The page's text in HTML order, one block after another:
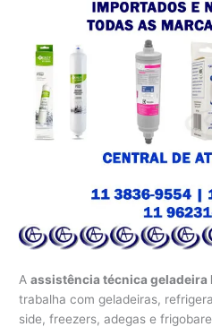
Aassistência técnica geladeira
trabalha com geladeiras,
side, freezers, adegas e